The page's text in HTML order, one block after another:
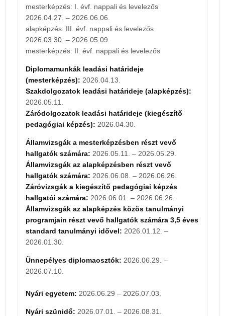
mesterképzés: II. évf. nappali és levelezős
Diplomamunkák leadási határideje
(mesterképzés):2027.04.12.
Szakdolgozatok leadási határideje
(alapképzés):
Államvizsgák a mesterképzésben részt vevő
hallgatók számára:
2027.05.10. – 2027.05.28.
Államvizsgák az alapképzésben részt vevő
hallgatók számára:
2027.06.07. – 2027.06.25.
Államvizsgák az alapképzés közös tanulmányi
standard tanulmányi idővel:2027.01.11. –
2027.01.29.
Ünnepélyes diplomaosztók: 2027.06.28. –
2027.07.09.
Államvizsga – javító időpont:2027.08.16. –
2027.08.27.
Jelentkezési határidő:
alapképzés
levelezős)
GIK és TKK: 2027.03.31.
mesterképzés
(nappali és levelezős)
doktoranduszi képzés(nappali és levelezős)
mesterképzés: I. évf. nappali és levelezős
2026.04.27. – 2026.06.06.
alapképzés: III. évf. nappali és levelezős
2026.03.30. – 2026.05.09.
mesterképzés: II. évf. nappali és levelezős
Diplomamunkák leadási határideje
(mesterképzés): 2026.04.13.
Szakdolgozatok leadási határideje (alapképzés):
2026.05.11.
Záródolgozatok leadási határideje (kiegészítő
pedagógiai képzés): 2026.04.30.
Államvizsgák a mesterképzésben részt vevő
hallgatók számára: 2026.05.11. – 2026.05.29.
Államvizsgák az alapképzésben részt vevő
hallgatók számára: 2026.06.08. – 2026.06.26.
Záróvizsgák a kiegészítő pedagógiai képzés
hallgatói számára: 2026.06.01. – 2026.06.26.
Államvizsgák az alapképzés közös tanulmányi
programjain részt vevő hallgatók számára 3,5 éves
standard tanulmányi idővel: 2026.01.12. –
2026.01.30.
Ünnepélyes diplomaosztók: 2026.06.29. –
2026.07.10.
Nyári egyetem: 2026.06.29 – 2026.07.03.
Nyári szünidő: 2026.07.01. – 2026.08.31.